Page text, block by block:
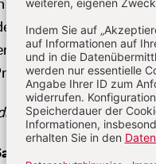
Beispiel,
ist, sogar die
fortgeschritten.
nicht vor allem